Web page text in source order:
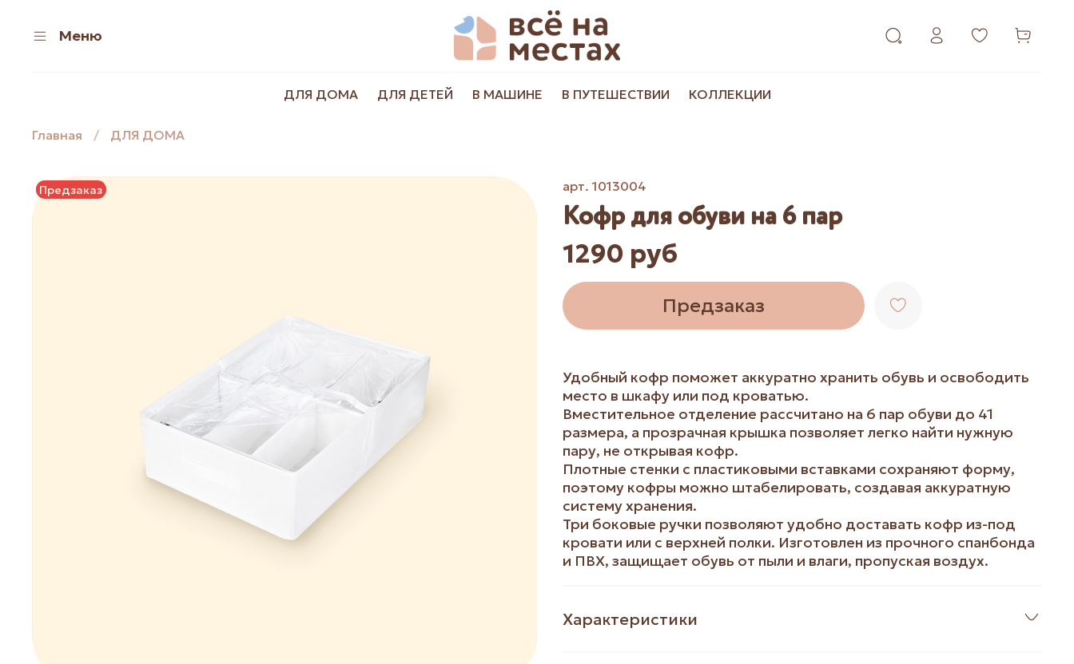
Меню
ДЛЯ ДОМА ДЛЯ ДЕТЕЙ В МАШИНЕ В ПУТЕШЕСТВИИ КОЛЛЕКЦИИ
Главная ДЛЯ ДОМА
Предзаказ арт.1013004
Кофр для обуви на 6 пар
1290 руб
Предзаказ
Удобный кофр поможет аккуратно хранить обувь и освободить
место в шкафу или под кроватью.
Вместительное отделение рассчитано на 6 пар обуви до 41
размера, а прозрачная крышка позволяет легко найти нужную
пару, не открывая кофр.
Плотные стенки с пластиковыми вставками сохраняют форму,
поэтому кофры можно штабелировать, создавая аккуратную
систему хранения.
Три боковые ручки позволяют удобно доставать кофр из-под
кровати или с верхней полки. Изготовлен из прочного спанбонда
и ПВХ, защищает обувь от пыли и влаги, пропуская воздух.
Характеристики